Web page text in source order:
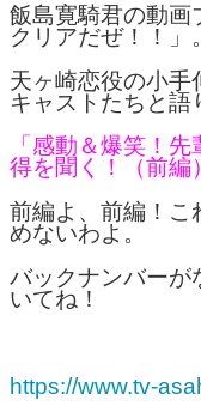
飯島寛騎君の動画
クリアだぜ！！」。
天ヶ崎恋役の小手
キャストたちと語
「感動＆爆笑！
得を聞く！（前編
前編よ、前編！こ
めないわよ。
バックナンバーが
いてね！
https://www.tv-